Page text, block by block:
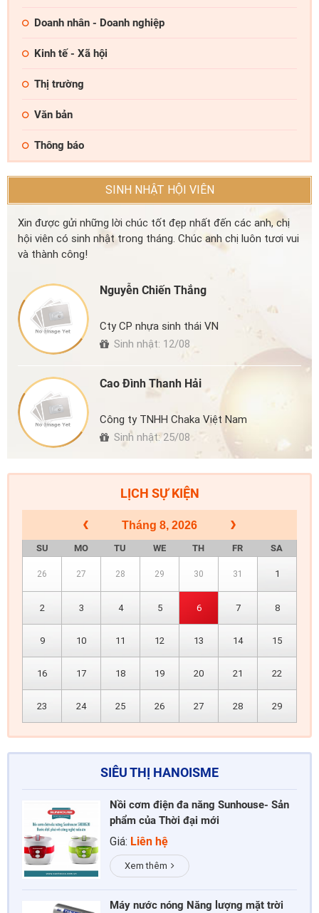
Doanh nhân - Doanh nghiệp
Kinh tế - Xã hội
Thị trường
Văn bản
Thông báo
SINH NHẬT HỘI VIÊN
Xin được gửi những lời chúc tốt đẹp nhất đến các anh, chị
hội viên có sinh nhật trong tháng. Chúc anh chị luôn tươi vui
và thành công!
Nguyễn Chiến Thắng
Cty CP nhựa sinh thái VN
Sinh nhật: 12/08
Cao Đình Thanh Hải
Công ty TNHH Chaka Việt Nam
Sinh nhật: 25/08
LỊCH SỰ KIỆN
Tháng 8, 2026
SU MO TU WE TH FR SA
26 27 28 29 30 31 1
2 3 4 5 6 7 8
9 10 11 12 13 14 15
16 17 18 19 20 21 22
23 24 25 26 27 28 29
SIÊU THỊ HANOISME
Nồi cơm điện đa năng Sunhouse- Sản
phẩm của Thời đại mới
Giá: Liên hệ
Xem thêm
Máy nước nóng Năng lượng mặt trời